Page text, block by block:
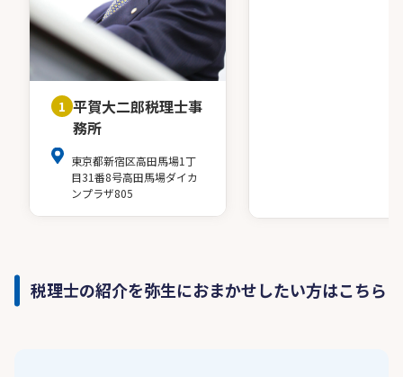
1 平賀大二郎税理士事
務所
東京都新宿区高田馬場1丁
目31番8号高田馬場ダイカ
ンプラザ805
税理士の紹介を弥生におまかせしたい方はこちら